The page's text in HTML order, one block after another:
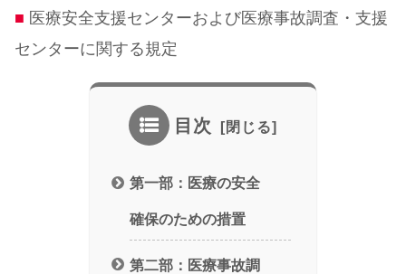
■ 医療安全支援センターおよび医療事故調査・支援
センターに関する規定
目次
第一部：医療の安全
確保のための措置
第二部：医療事故調